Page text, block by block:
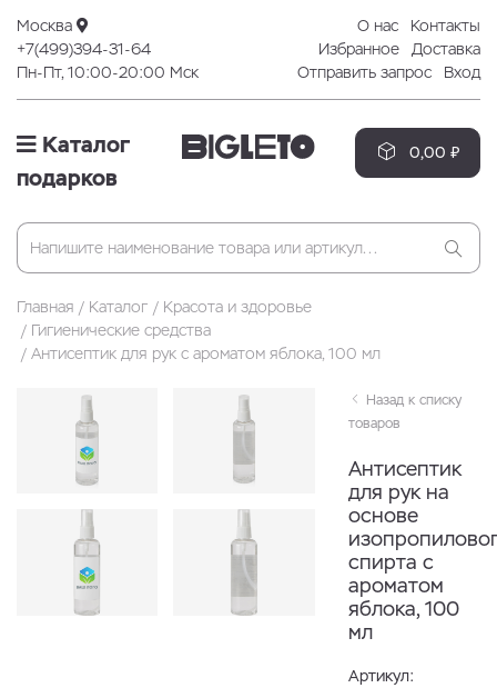
Москва
+7(499)394-31-64
Пн-Пт, 10:00-20:00 Мск
О нас
Контакты
Избранное
Доставка
Отправить запрос
Вход
Каталог
подарков
0,00 ₽
Главная Каталог
Красота и здоровье
Гигиенические средства
Антисептик для рук с ароматом яблока, 100 мл
Назад к списку
товаров
Антисептик
для рук на
основе
спирта с
ароматом
яблока, 100
мл
Артикул: